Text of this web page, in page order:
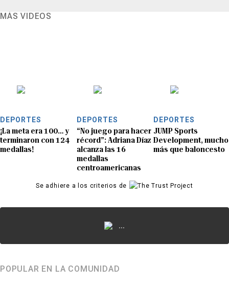
MÁS VIDEOS
DEPORTES
¡La meta era 100… y
terminaron con 124
medallas!
DEPORTES
“No juego para hacer
récord”: Adriana Díaz
alcanza las 16
medallas
centroamericanas
DEPORTES
JUMP Sports
Development, mucho
más que baloncesto
Se adhiere a los criterios de
...
POPULAR EN LA COMUNIDAD